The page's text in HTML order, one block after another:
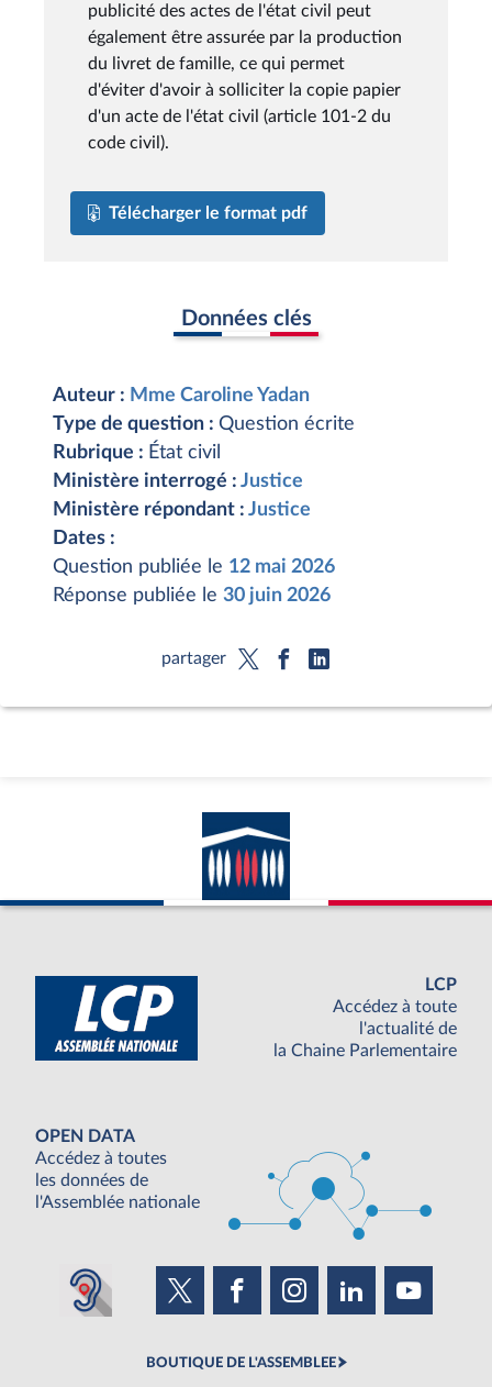
publicité des actes de l'état civil peut
également être assurée par la production
du livret de famille, ce qui permet
d'éviter d'avoir à solliciter la copie papier
d'un acte de l'état civil (article 101-2 du
code civil).
Télécharger le format pdf
Données clés
Auteur : Mme Caroline Yadan
Type de question : Question écrite
Rubrique : État civil
Ministère interrogé : Justice
Ministère répondant : Justice
Dates :
Question publiée le 12 mai 2026
Réponse publiée le 30 juin 2026
partager
LCP
Accédez à toute
l'actualité de
la Chaine Parlementaire
OPEN DATA
Accédez à toutes
les données de
l'Assemblée nationale
BOUTIQUE DE L'ASSEMBLEE